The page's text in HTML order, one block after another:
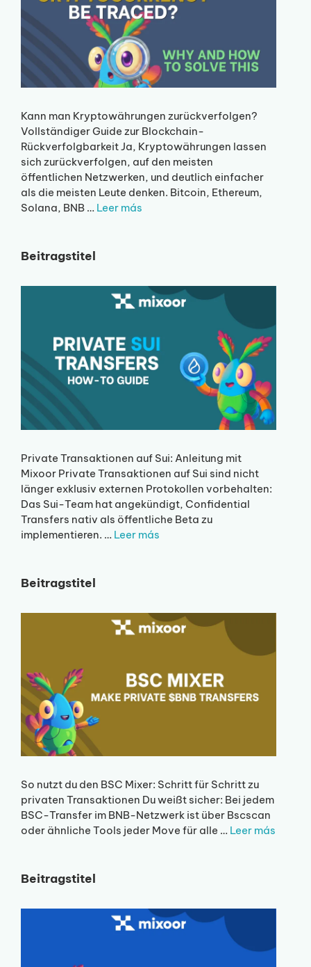
Kann man Kryptowährungen zurückverfolgen?
Vollständiger Guide zur Blockchain-
Rückverfolgbarkeit Ja, Kryptowährungen lassen
sich zurückverfolgen, auf den meisten
öffentlichen Netzwerken, und deutlich einfacher
als die meisten Leute denken. Bitcoin, Ethereum,
Solana, BNB … Leer más
Beitragstitel
Private Transaktionen auf Sui: Anleitung mit
Mixoor Private Transaktionen auf Sui sind nicht
länger exklusiv externen Protokollen vorbehalten:
Das Sui-Team hat angekündigt, Confidential
Transfers nativ als öffentliche Beta zu
implementieren. … Leer más
Beitragstitel
So nutzt du den BSC Mixer: Schritt für Schritt zu
privaten Transaktionen Du weißt sicher: Bei jedem
BSC-Transfer im BNB-Netzwerk ist über Bscscan
oder ähnliche Tools jeder Move für alle … Leer más
Beitragstitel